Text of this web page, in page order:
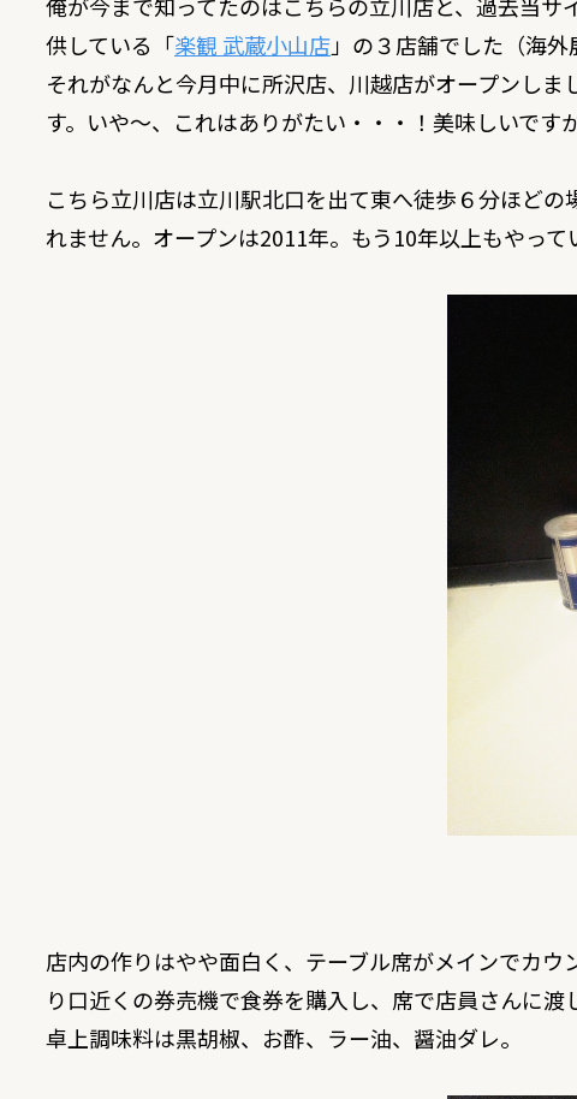
供している「楽観 武蔵小山店」の３店舗でした（海
それがなんと今月中に所沢店、川越店がオープンし
す。いや〜、これはありがたい・・・！美味しいで
こちら立川店は立川駅北口を出て東へ徒歩６分ほど
れません。オープンは2011年。もう10年以上もやって
店内の作りはやや面白く、テーブル席がメインでカ
り口近くの券売機で食券を購入し、席で店員さんに渡
卓上調味料は黒胡椒、お酢、ラー油、醤油ダレ。